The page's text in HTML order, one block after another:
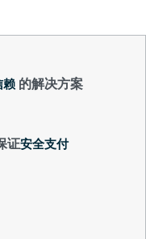
赖 的解决方案
证安全支付